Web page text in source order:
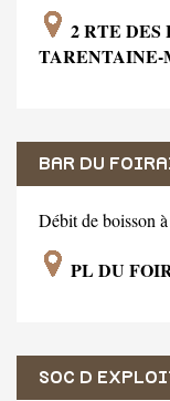
2 RTE DES
BAR DU
Débit de boisson
PL DU
SOC D